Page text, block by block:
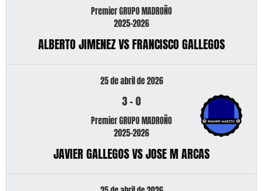
Premier GRUPO MADROÑO
2025-2026
ALBERTO JIMENEZ VS FRANCISCO GALLEGOS
25 de abril de 2026
3-0
Premier GRUPO MADROÑO
2025-2026
JAVIER GALLEGOS VS JOSE M ARCAS